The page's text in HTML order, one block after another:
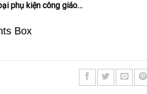
phụ kiện công giáo…
Box